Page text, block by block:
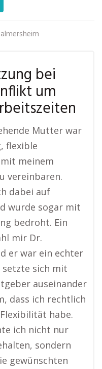
bei
um
Mutter war
flexible
meinem
vereinbaren.
dabei auf
wurde sogar mit
bedroht. Ein
mir Dr.
er war ein echter
setzte sich mit
auseinander
dass ich rechtlich
habe.
ich nicht nur
sondern
gewünschten